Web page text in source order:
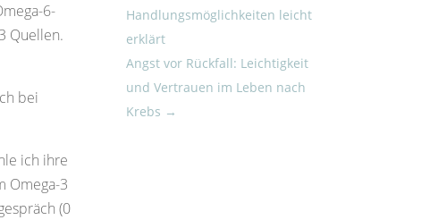
6-
Quellen.
bei
ich ihre
Omega-3
(0
Handlungsmöglichkeiten leicht
erklärt
Angst vor Rückfall: Leichtigkeit
und Vertrauen im Leben nach
Krebs →